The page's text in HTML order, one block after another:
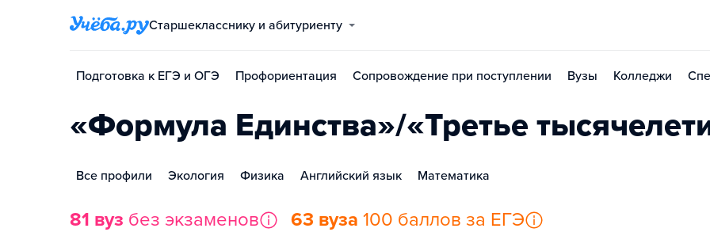
Старшекласснику и абитуриенту
Подготовка к ЕГЭ и ОГЭ Профориентация Сопровождение при поступлении Вузы Колледжи
«Формула Единства»/«Третье
Все профили Экология Физика Английский язык Математика
81 вуз без экзаменов 63 вуза 100 баллов за ЕГЭ